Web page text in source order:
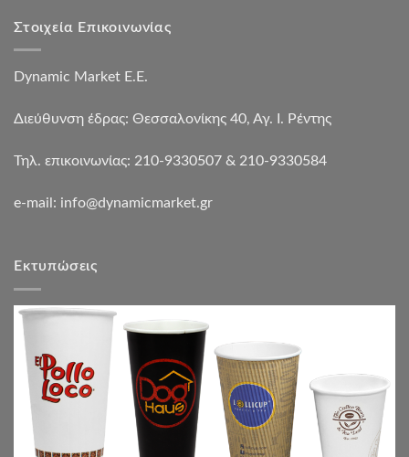
Στοιχεία Επικοινωνίας
Dynamic Market Ε.Ε.
Διεύθυνση έδρας: Θεσσαλονίκης 40, Αγ. Ι. Ρέντης
Τηλ. επικοινωνίας: 210-9330507 & 210-9330584
e-mail: info@dynamicmarket.gr
Εκτυπώσεις